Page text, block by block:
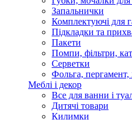
Запальнички
Комплектуючі для
Підкладки та
Пакети
Помпи, фільтри,
Серветки
Фольга, пергамент,
Меблі і декор
Все для ванни і
Дитячі товари
Килимки